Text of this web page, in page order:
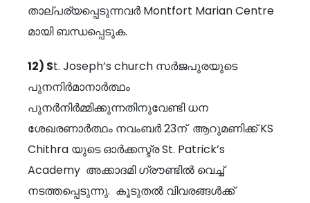
താല്പര്യപ്പെടുന്നവർ Montfort Marian Centre
മായി ബന്ധപ്പെടുക.
12) St. Joseph’s church സർജപുരയുടെ
പുനനിർമാനാർത്ഥം
പുനർനിർമ്മിക്കുന്നതിനുവേണ്ടി ധന
ശേഖരണാർത്ഥം നവംബർ 23ന് ആറുമണിക്ക് KS
Chithra യുടെ ഓർക്കസ്ട്ര St. Patrick’s
Academy അക്കാദമി ഗ്രൗണ്ടിൽ വെച്ച്
നടത്തപ്പെടുന്നു. കൂടുതൽ വിവരങ്ങൾക്ക്